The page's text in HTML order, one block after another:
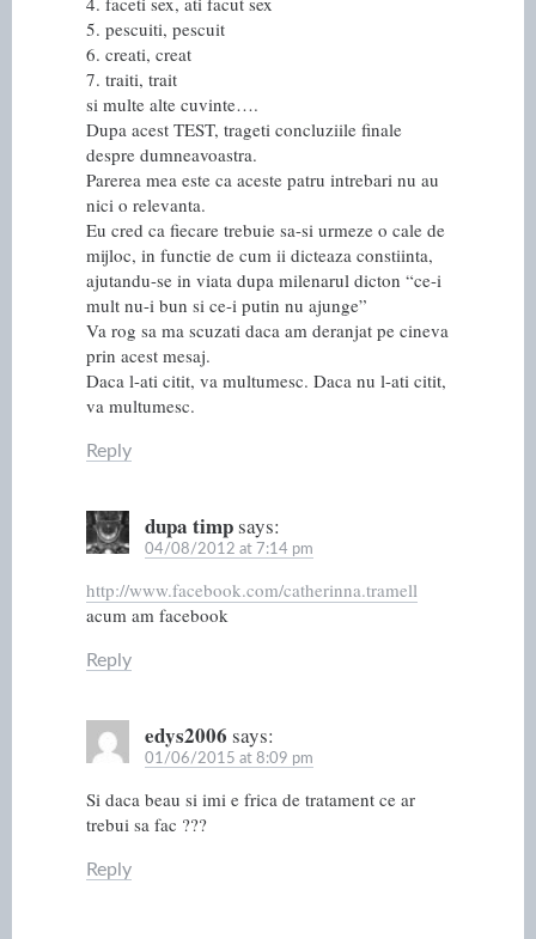
5. pescuiti, pescuit
6. creati, creat
7. traiti, trait
si multe alte cuvinte….
Dupa acest TEST, trageti concluziile finale
despre dumneavoastra.
Parerea mea este ca aceste patru intrebari nu au
nici o relevanta.
Eu cred ca fiecare trebuie sa-si urmeze o cale de
mijloc, in functie de cum ii dicteaza constiinta,
ajutandu-se in viata dupa milenarul dicton “ce-i
mult nu-i bun si ce-i putin nu ajunge”
Va rog sa ma scuzati daca am deranjat pe cineva
prin acest mesaj.
Daca l-ati citit, va multumesc. Daca nu l-ati citit,
va multumesc.
Reply
dupa timpsays:
04/08/2012 at 7:14 pm
http://www.facebook.com/catherinna.tramell
acum am facebook
Reply
edys2006 says:
01/06/2015 at 8:09 pm
Si daca beau si imi e frica de tratament ce ar
trebui sa fac ???
Reply